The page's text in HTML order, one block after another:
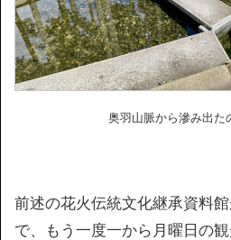
奥羽山脈から滲み出た
前述の花火伝統文化継承資料
で、もう一度一から月曜日の